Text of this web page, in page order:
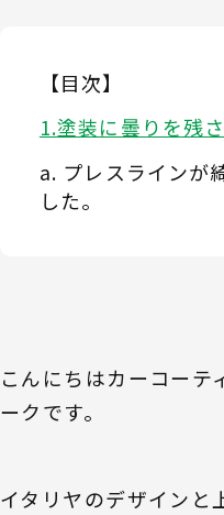
【目次】
塗装に曇りを残
プレスラインが
した。
こんにちはカーコーテ
ークです。
イタリヤのデザインと